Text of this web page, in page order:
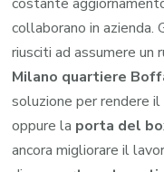
collaborano in azienda.
riusciti ad assumere un
Milano quartiere
soluzione per rendere il
oppure la porta del
ancora migliorare il